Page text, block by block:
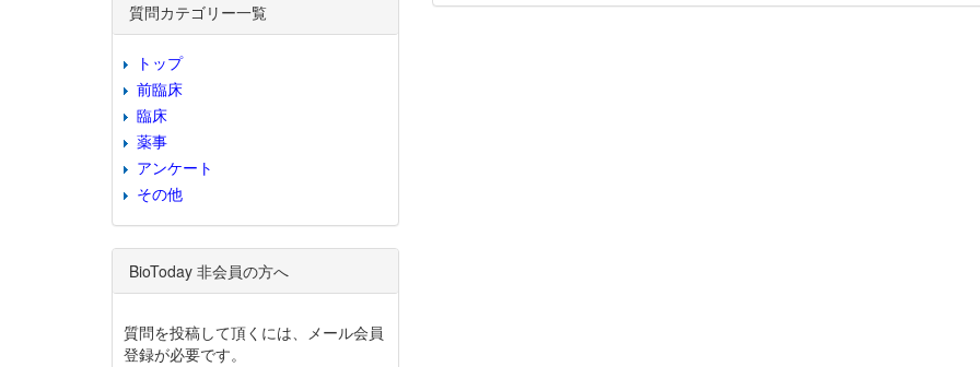
質問カテゴリー一覧
トップ
前臨床
臨床
薬事
アンケート
その他
BioToday 非会員の方へ
質問を投稿して頂くには、メール会員
登録が必要です。